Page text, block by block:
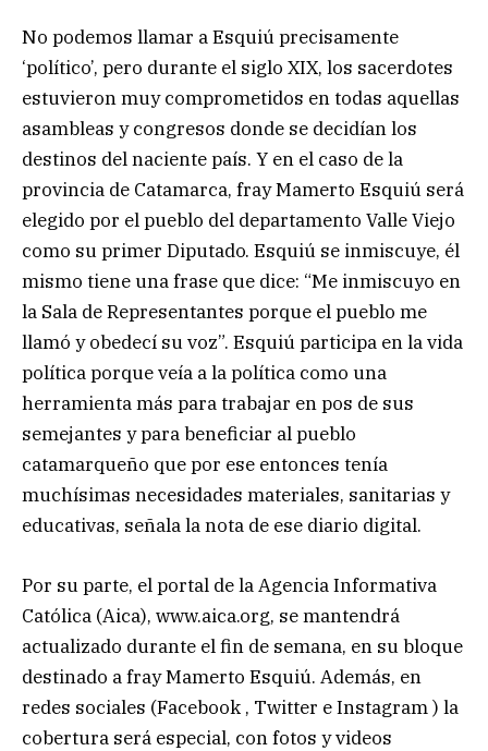
No podemos llamar a Esquiú precisamente
‘político’, pero durante el siglo XIX, los sacerdotes
estuvieron muy comprometidos en todas aquellas
asambleas y congresos donde se decidían los
destinos del naciente país. Y en el caso de la
provincia de Catamarca, fray Mamerto Esquiú será
elegido por el pueblo del departamento Valle Viejo
como su primer Diputado. Esquiú se inmiscuye, él
mismo tiene una frase que dice: “Me inmiscuyo en
la Sala de Representantes porque el pueblo me
llamó y obedecí su voz”. Esquiú participa en la vida
política porque veía a la política como una
herramienta más para trabajar en pos de sus
semejantes y para beneficiar al pueblo
catamarqueño que por ese entonces tenía
muchísimas necesidades materiales, sanitarias y
educativas, señala la nota de ese diario digital.
Por su parte, el portal de la Agencia Informativa
Católica (Aica), www.aica.org, se mantendrá
actualizado durante el fin de semana, en su bloque
destinado a fray Mamerto Esquiú. Además, en
redes sociales (Facebook , Twitter e Instagram ) la
cobertura será especial, con fotos y videos